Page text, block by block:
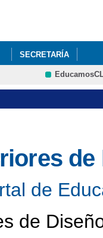
SECRETARÍA
de
de